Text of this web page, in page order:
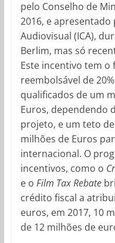
pelo Conselho de
2016, e
Audiovisual (ICA),
Berlim, mas só
Este incentivo tem
reembolsável de
qualificados de um
Euros, dependendo
projeto, e um teto
milhões de Euros
internacional. O
incentivos, como o
e o Film Tax Rebate
crédito fiscal a
euros, em 2017, 10
de 12 milhões de